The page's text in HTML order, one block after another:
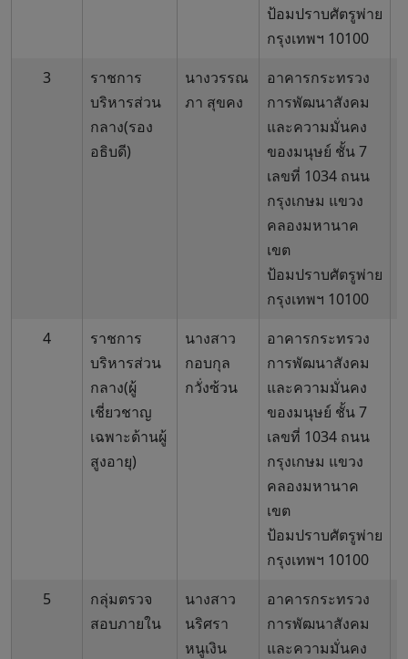
ป้อมปราบศัตรูพ่าย
กรุงเทพฯ 10100
3
ราชการ
บริหารส่วน
กลาง(รอง
อธิบดี)
นางวรรณ
ภา สุขคง
อาคารกระทรวง
การพัฒนาสังคม
และความมั่นคง
ของมนุษย์ ชั้น 7
เลขที่ 1034 ถนน
กรุงเกษม แขวง
คลองมหานาค
เขต
ป้อมปราบศัตรูพ่าย
กรุงเทพฯ 10100
4
ราชการ
บริหารส่วน
กลาง(ผู้
เชี่ยวชาญ
เฉพาะด้านผู้
สูงอายุ)
นางสาว
กอบกุล
กวั่งซ้วน
อาคารกระทรวง
การพัฒนาสังคม
และความมั่นคง
ของมนุษย์ ชั้น 7
เลขที่ 1034 ถนน
กรุงเกษม แขวง
คลองมหานาค
เขต
ป้อมปราบศัตรูพ่าย
กรุงเทพฯ 10100
5
กลุ่มตรวจ
สอบภายใน
นางสาว
นริศรา
หนูเงิน
อาคารกระทรวง
การพัฒนาสังคม
และความมั่นคง